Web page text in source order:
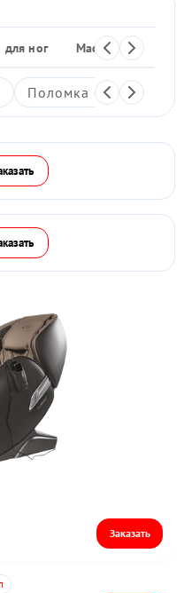
ног Массажные
Поломка системы